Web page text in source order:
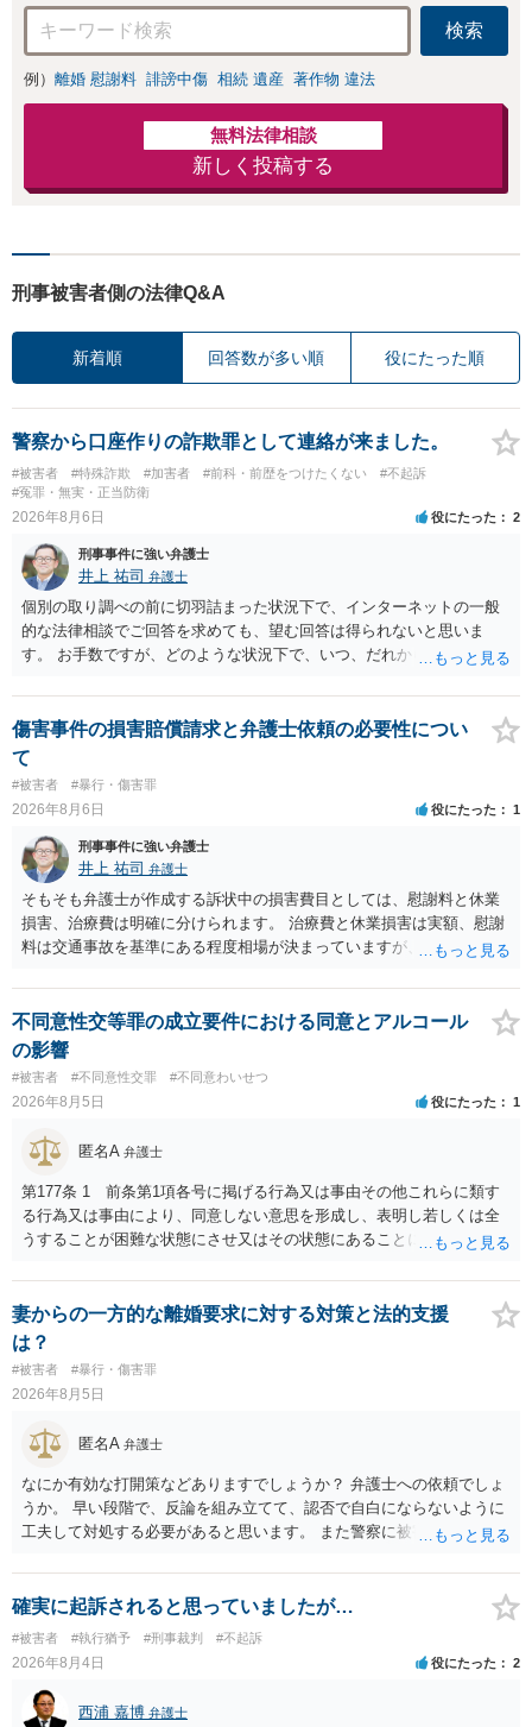
実績2000件以上】
検索
例） 離婚 慰謝料 誹謗中傷 相続 遺産 著作物 違法
無料法律相談
新しく投稿する
刑事被害者側の法律Q&A
新着順 回答数が多い順 役にたった順
警察から口座作りの詐欺罪として連絡が来ました。
#被害者 #特殊詐欺 #加害者 #前科・前歴をつけたくない
#不起訴
#冤罪・無実・正当防衛
2026年8月6日 役にたった 2
刑事事件に強い弁護士
井上 祐司 弁護士
個別の取り調べの前に切羽詰まった状況下で、インターネットの一般
的な法律相談でご回答を求めても、望む回答は得られないと思いま
す。 お手数ですが、どのような状況下で、いつ、だれからどのような
の程度だと聞いているのかということについて、お近くで詳細な法律
相談を受けられたうえで対処方法を探された方がよいと思われます。
一般論でいえば、任意取り調べの場合、ＩＣレコーダーを持参して取
り調べ内容を録音することは必須だと考えます。
傷害事件の損害賠償請求と弁護士依頼の必要性につい
て
#被害者 #暴行・傷害罪
2026年8月6日 役にたった 1
刑事事件に強い弁護士
井上 祐司 弁護士
そもそも弁護士が作成する訴状中の損害費目としては、慰謝料と休業
損害、治療費は明確に分けられます。 治療費と休業損害は実額、慰謝
料は交通事故を基準にある程度相場が決まっていますが、全治１０日
ます。 そうすると、弁護士に依頼した場合はおそらく高い確率で費用
倒れ（回収しても全額弁護士費用となる）となる可能性が高いものと
予想します。 本人訴訟で進める場合には、すでに刑事手続が終了して
いる以上、相手方に資力がないことが多く回収できないケースが多い
（そのため、刑事事件の手続き中に、不本意ではあっても加害者の身
体拘束と、処分待ちという状況を利用して、被害弁償を受けておくこ
とが有効である場合が多い）ことを考慮しておく必要があります。
不同意性交等罪の成立要件における同意とアルコール
の影響
#被害者 #不同意性交罪 #不同意わいせつ
2026年8月5日 役にたった 1
匿名A 弁護士
第177条 1 前条第1項各号に掲げる行為又は事由その他これらに類す
る行為又は事由により、同意しない意思を形成し、表明し若しくは全
うすることが困難な状態にさせ又はその状態にあることに乗じて、性
く。）若しくは物を挿入する行為であってわいせつなもの（以下この
条及び第179条第2項において「性交等」という。）をした者は、婚姻
関係の有無にかかわらず、5年以上の有期拘禁刑に処する。 第176条 1
次に掲げる行為又は事由その他これらに類する行為又は事由により、
同意しない意思を形成し、表明し若しくは全うすることが困難な状態
にさせ又はその状態にあることに乗じて、わいせつな行為をした者
は、婚姻関係の有無にかかわらず、6月以上10年以下の拘禁刑に処す
る。 ③アルコール若しくは薬物を摂取させること又はそれらの影響が
あること。 以上の通りですから、アルコール摂取だけでなく、「同意
しない意思を形成し、表明し若しくは全うすることが困難な状態」で
あることが必要です。
妻からの一方的な離婚要求に対する対策と法的支援
は？
#被害者 #暴行・傷害罪
2026年8月5日
匿名A 弁護士
なにか有効な打開策などありますでしょうか？ 弁護士への依頼でしょ
うか。 早い段階で、反論を組み立てて、認否で自白にならないように
工夫して対処する必要があると思います。 また警察に被害届を出すと
告訴状を作って証拠をそろえて出すことでしょう。
確実に起訴されると思っていましたが…
#被害者 #執行猶予 #刑事裁判 #不起訴
2026年8月4日 役にたった 2
西浦 嘉博 弁護士